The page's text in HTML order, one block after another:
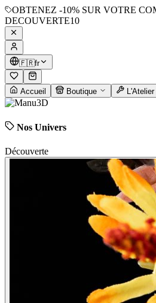
OBTENEZ -10% SUR VOTRE
DECOUVERTE10
🇫🇷fr
Accueil Boutique L'Atelier
Nos Univers
Découverte